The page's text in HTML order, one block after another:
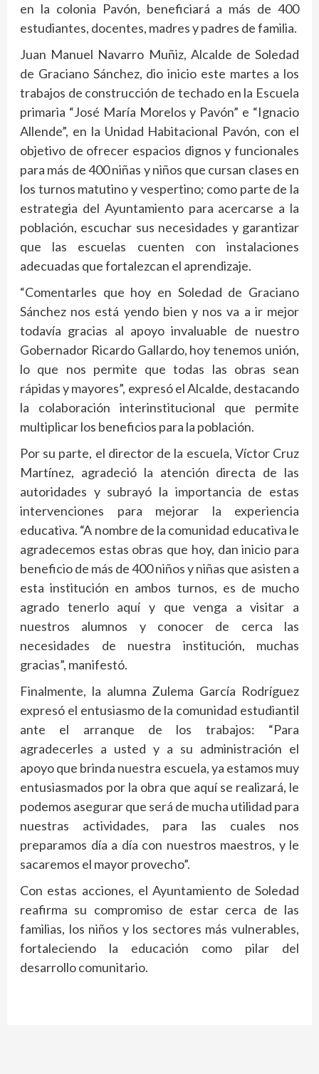
en la colonia Pavón, beneficiará a más de 400
estudiantes, docentes, madres y padres de familia.
Juan Manuel Navarro Muñiz, Alcalde de Soledad
de Graciano Sánchez, dio inicio este martes a los
trabajos de construcción de techado en la Escuela
primaria “José María Morelos y Pavón” e “Ignacio
Allende”, en la Unidad Habitacional Pavón, con el
objetivo de ofrecer espacios dignos y funcionales
para más de 400 niñas y niños que cursan clases en
los turnos matutino y vespertino; como parte de la
estrategia del Ayuntamiento para acercarse a la
población, escuchar sus necesidades y garantizar
que las escuelas cuenten con instalaciones
adecuadas que fortalezcan el aprendizaje.
“Comentarles que hoy en Soledad de Graciano
Sánchez nos está yendo bien y nos va a ir mejor
todavía gracias al apoyo invaluable de nuestro
Gobernador Ricardo Gallardo, hoy tenemos unión,
lo que nos permite que todas las obras sean
rápidas y mayores”, expresó el Alcalde, destacando
la colaboración interinstitucional que permite
multiplicar los beneficios para la población.
Por su parte, el director de la escuela, Víctor Cruz
Martínez, agradeció la atención directa de las
autoridades y subrayó la importancia de estas
intervenciones para mejorar la experiencia
educativa. “A nombre de la comunidad educativa le
agradecemos estas obras que hoy, dan inicio para
beneficio de más de 400 niños y niñas que asisten a
esta institución en ambos turnos, es de mucho
agrado tenerlo aquí y que venga a visitar a
nuestros alumnos y conocer de cerca las
necesidades de nuestra institución, muchas
gracias”, manifestó.
Finalmente, la alumna Zulema García Rodríguez
expresó el entusiasmo de la comunidad estudiantil
ante el arranque de los trabajos: “Para
agradecerles a usted y a su administración el
apoyo que brinda nuestra escuela, ya estamos muy
entusiasmados por la obra que aquí se realizará, le
podemos asegurar que será de mucha utilidad para
nuestras actividades, para las cuales nos
preparamos día a día con nuestros maestros, y le
sacaremos el mayor provecho”.
Con estas acciones, el Ayuntamiento de Soledad
reafirma su compromiso de estar cerca de las
familias, los niños y los sectores más vulnerables,
fortaleciendo la educación como pilar del
desarrollo comunitario.